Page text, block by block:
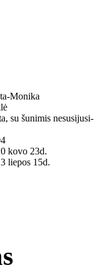
Monika
su šunimis nesusijusi-
kovo 23d.
liepos 15d.